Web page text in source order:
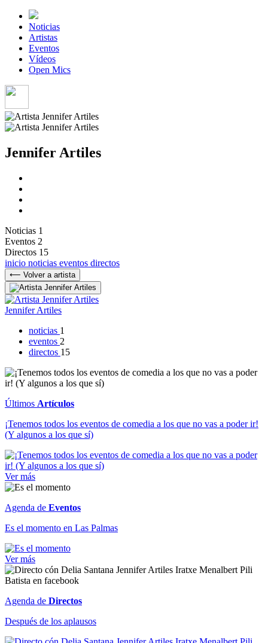
Noticias
Artistas
Eventos
Vídeos
Open Mics
Jennifer Artiles
Noticias 1
Eventos 2
Directos 15
inicio noticias eventos directos
⟵ Volver a artista
Jennifer Artiles
noticias 1
eventos 2
directos 15
Últimos Artículos
¡Tenemos todos los eventos de comedia a los que no vas a poder ir!
(Y algunos a los que sí)
Ver más
Agenda de Eventos
Es el momento en Las Palmas
Ver más
Agenda de Directos
Después de los aplausos